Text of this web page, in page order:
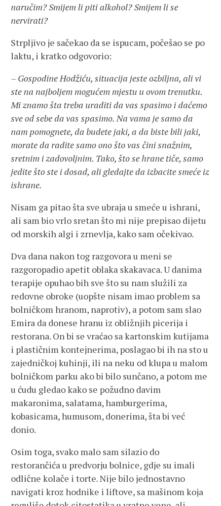
naručim? Smijem li piti alkohol? Smijem li se
nervirati?
Strpljivo je sačekao da se ispucam, počešao se po
laktu, i kratko odgovorio:
– Gospodine Hodžiću, situacija jeste ozbiljna, ali vi
ste na najboljem mogućem mjestu u ovom trenutku.
Mi znamo šta treba uraditi da vas spasimo i daćemo
sve od sebe da vas spasimo. Na vama je samo da
nam pomognete, da budete jaki, a da biste bili jaki,
morate da radite samo ono što vas čini snažnim,
sretnim i zadovoljnim. Tako, što se hrane tiče, samo
jedite što ste i dosad, ali gledajte da izbacite smeće iz
ishrane.
Nisam ga pitao šta sve ubraja u smeće u ishrani,
ali sam bio vrlo sretan što mi nije prepisao dijetu
od morskih algi i zrnevlja, kako sam očekivao.
Dva dana nakon tog razgovora u meni se
razgoropadio apetit oblaka skakavaca. U danima
terapije opuhao bih sve što su nam služili za
redovne obroke (uopšte nisam imao problem sa
bolničkom hranom, naprotiv), a potom sam slao
Emira da donese hranu iz obližnjih picerija i
restorana. On bi se vraćao sa kartonskim kutijama
i plastičnim kontejnerima, poslagao bi ih na sto u
zajedničkoj kuhinji, ili na neku od klupa u malom
bolničkom parku ako bi bilo sunčano, a potom me
u ćudu gledao kako se požudno davim
makaronima, salatama, hamburgerima,
kobasicama, humusom, donerima, šta bi već
donio.
Osim toga, svako malo sam silazio do
restorančića u predvorju bolnice, gdje su imali
odlične kolače i torte. Nije bilo jednostavno
navigati kroz hodnike i liftove, sa mašinom koja